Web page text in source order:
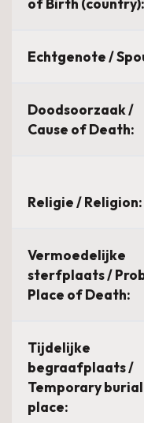
Echtgenote /
Doodsoorzaak /
Cause of Death:
Religie / Religion:
Vermoedelijke
sterfplaats /
Place of Death:
Tijdelijke
begraafplaats /
Temporary burial
place: